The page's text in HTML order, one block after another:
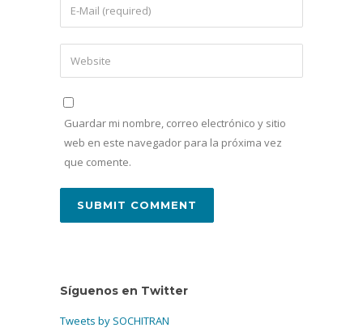
Guardar mi nombre, correo electrónico y sitio
web en este navegador para la próxima vez
que comente.
Síguenos en Twitter
Tweets by SOCHITRAN